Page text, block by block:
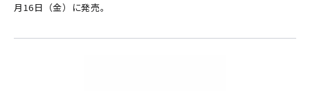
月16日（金）に発売。